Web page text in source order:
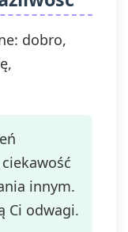
dobro,
innym.
Ci odwagi.